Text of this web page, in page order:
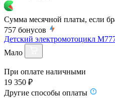
Сумма месячной платы, если
757 бонусов
Детский электромотоцикл
Мало
При оплате наличными
19 350 ₽
Другие способы оплаты